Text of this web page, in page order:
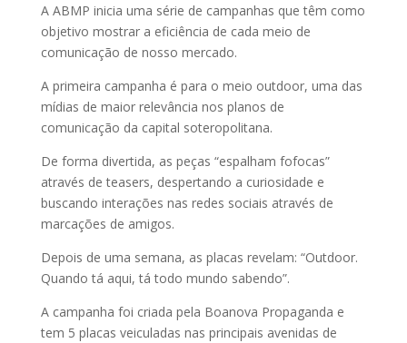
A ABMP inicia uma série de campanhas que têm como
objetivo mostrar a eficiência de cada meio de
comunicação de nosso mercado.
A primeira campanha é para o meio outdoor, uma das
mídias de maior relevância nos planos de
comunicação da capital soteropolitana.
De forma divertida, as peças “espalham fofocas”
através de teasers, despertando a curiosidade e
buscando interações nas redes sociais através de
marcações de amigos.
Depois de uma semana, as placas revelam: “Outdoor.
Quando tá aqui, tá todo mundo sabendo”.
A campanha foi criada pela Boanova Propaganda e
tem 5 placas veiculadas nas principais avenidas de